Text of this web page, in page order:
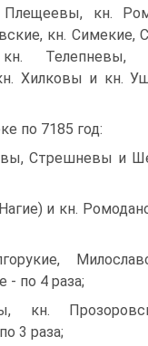
Плещеевы, кн.
кн. Симекие,
Телепневы,
Хилковы и кн.
по 7185 год:
Стрешневы и
и кн.
- по 4 раза;
кн.
3 раза;